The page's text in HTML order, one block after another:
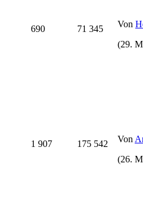
690 71 345 Von
(29.
1 907 175 542 Von
(26.